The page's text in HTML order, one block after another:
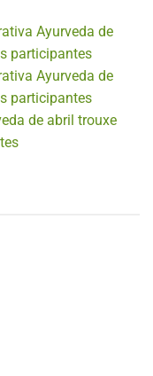
Ayurveda de
participantes
Ayurveda de
participantes
de abril trouxe